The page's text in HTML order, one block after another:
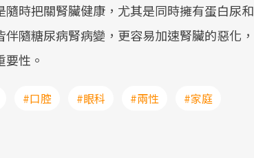
時把關腎臟健康，尤其是同時擁有蛋白尿和
隨糖尿病腎病變，更容易加速腎臟的惡化，
性。
#口腔 #眼科 #兩性
#家庭